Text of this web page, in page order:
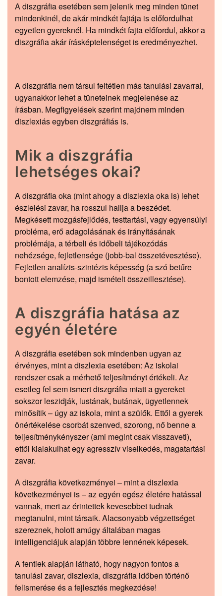
A diszgráfia esetében sem jelenik meg minden tünet
mindenkinél, de akár mindkét fajtája is előfordulhat
egyetlen gyereknél. Ha mindkét fajta előfordul, akkor a
diszgráfia akár írásképtelenséget is eredményezhet.
A diszgráfia nem társul feltétlen más tanulási zavarral,
ugyanakkor lehet a tüneteinek megjelenése az
írásban. Megfigyelések szerint majdnem minden
diszlexiás egyben diszgráfiás is.
Mik a diszgráfia
lehetséges okai?
A diszgráfia oka (mint ahogy a diszlexia oka is) lehet
észlelési zavar, ha rosszul hallja a beszédet.
Megkésett mozgásfejlődés, testtartási, vagy egyensúlyi
probléma, erő adagolásának és irányításának
problémája, a térbeli és időbeli tájékozódás
nehézsége, fejletlensége (jobb-bal összetévesztése).
Fejletlen analízis-szintézis képesség (a szó betűre
bontott elemzése, majd ismételt összeillesztése).
A diszgráfia hatása az
egyén életére
A diszgráfia esetében sok mindenben ugyan az
érvényes, mint a diszlexia esetében: Az iskolai
rendszer csak a mérhető teljesítményt értékeli. Az
esetleg fel sem ismert diszgráfia miatt a gyereket
sokszor leszidják, lustának, butának, ügyetlennek
minősítik – úgy az iskola, mint a szülők. Ettől a gyerek
önértékelése csorbát szenved, szorong, nő benne a
teljesítménykényszer (ami megint csak visszaveti),
ettől kialakulhat egy agresszív viselkedés, magatartási
zavar.
A diszgráfia következményei – mint a diszlexia
következményei is – az egyén egész életére hatással
vannak, mert az érintettek kevesebbet tudnak
megtanulni, mint társaik. Alacsonyabb végzettséget
szereznek, holott amúgy általában magas
intelligenciájuk alapján többre lennének képesek.
A fentiek alapján látható, hogy nagyon fontos a
tanulási zavar, diszlexia, diszgráfia időben történő
felismerése és a fejlesztés megkezdése!